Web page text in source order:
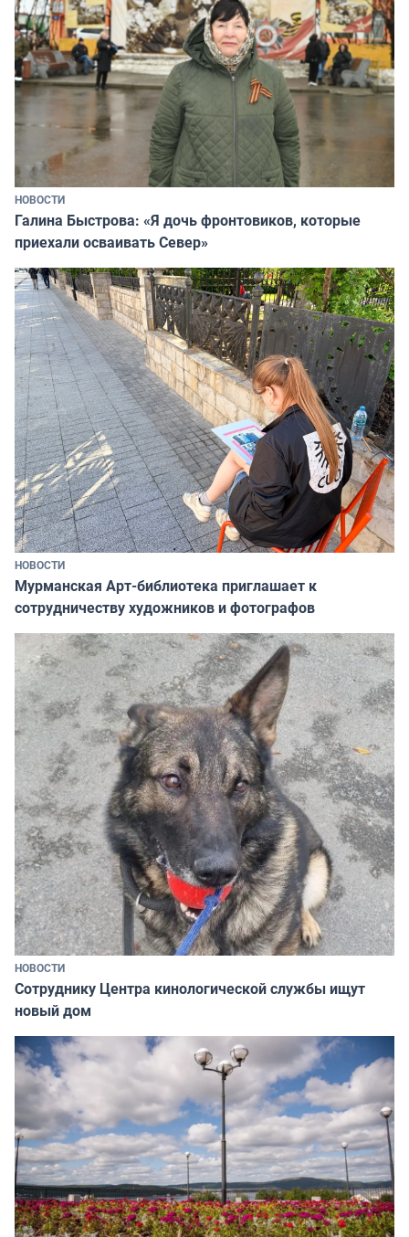
НОВОСТИ
Галина Быстрова: «Я дочь фронтовиков, которые
приехали осваивать Север»
НОВОСТИ
Мурманская Арт-библиотека приглашает к
сотрудничеству художников и фотографов
НОВОСТИ
Сотруднику Центра кинологической службы ищут
новый дом